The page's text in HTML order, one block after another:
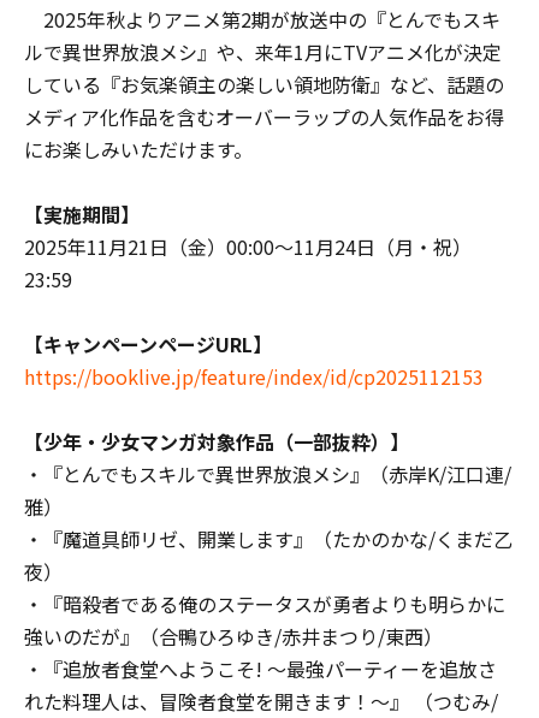
2025年秋よりアニメ第2期が放送中の『とんでもスキ
ルで異世界放浪メシ』や、来年1月にTVアニメ化が決定
している『お気楽領主の楽しい領地防衛』など、話題の
メディア化作品を含むオーバーラップの人気作品をお得
にお楽しみいただけます。
【実施期間】
2025年11月21日（金）00:00～11月24日（月・祝）
23:59
【キャンペーンページURL】
https://booklive.jp/feature/index/id/cp2025112153
【少年・少女マンガ対象作品（一部抜粋）】
・『とんでもスキルで異世界放浪メシ』（赤岸K/江口連/
雅）
・『魔道具師リゼ、開業します』（たかのかな/くまだ乙
夜）
・『暗殺者である俺のステータスが勇者よりも明らかに
強いのだが』（合鴨ひろゆき/赤井まつり/東西）
・『追放者食堂へようこそ! ～最強パーティーを追放さ
れた料理人は、冒険者食堂を開きます！～』 （つむみ/